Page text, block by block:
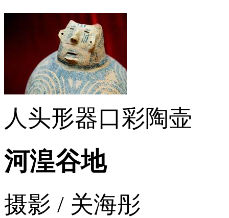
人头形器口彩陶壶
河湟谷地
摄影 / 关海彤